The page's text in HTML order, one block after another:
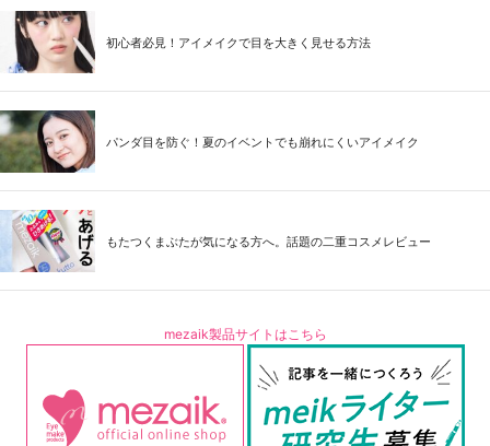
初心者必見！アイメイクで目を大きく見せる方法
パンダ目を防ぐ！夏のイベントでも崩れにくいアイメイク
もたつくまぶたが気になる方へ。話題の二重コスメレビュー
mezaik製品サイトはこちら